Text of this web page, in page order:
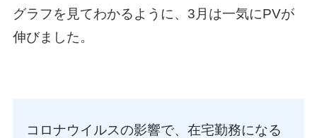
グラフを見てわかるように、3月は一気にPVが
伸びました。
コロナウイルスの影響で、在宅勤務になる